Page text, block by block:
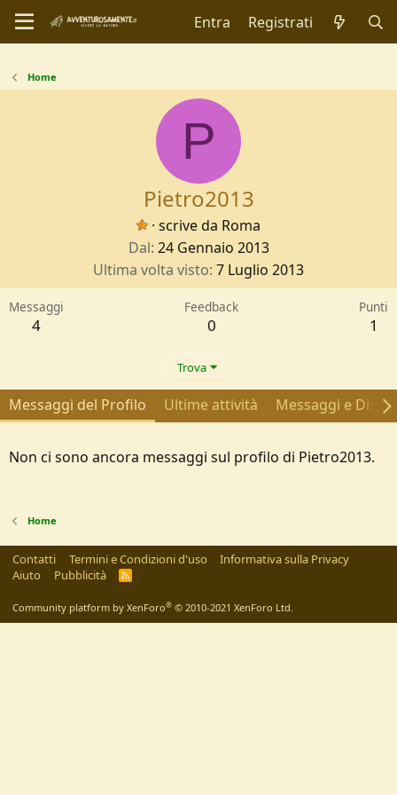
Entra Registrati
Home
P
Pietro2013
· scrive da Roma
Dal 24 Gennaio 2013
Ultima volta visto 7 Luglio 2013
Messaggi
4
Feedback
0
Punti
1
Trova
Messaggi del Profilo Ultime attività Messaggi e
Non ci sono ancora messaggi sul profilo di Pietro2013.
Home
Contatti Termini e Condizioni d'uso
Informativa sulla Privacy
Aiuto
Pubblicità
R
Community platform by XenForo® © 2010-2021 XenForo Ltd.